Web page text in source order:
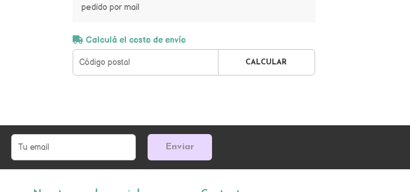
pedido por mail
Calculá el costo de envío
CALCULAR
Enviar